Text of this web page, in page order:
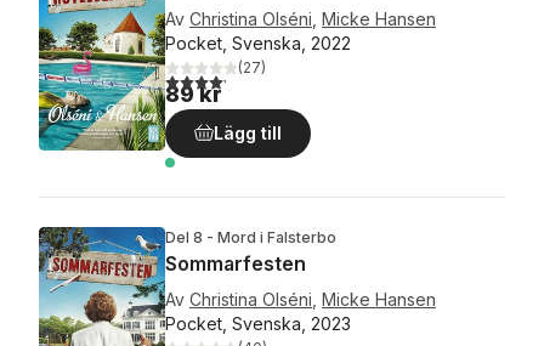
Av Christina Olséni Micke Hansen
Pocket, Svenska, 2022
4,2utav 5 stjärnor. Totalt antal röster:
(27)
89 kr
Lägg till
Del 8 - Mord i Falsterbo
Sommarfesten
Av Christina Olséni Micke Hansen
Pocket, Svenska, 2023